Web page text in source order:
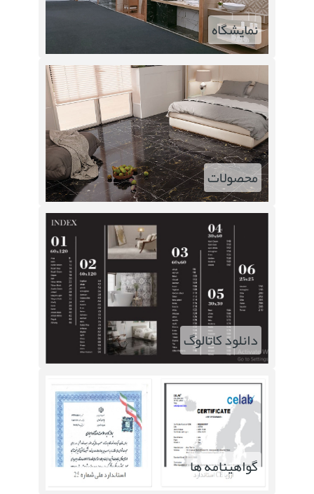
نمایشگاه
محصولات
دانلود کاتالوگ
گواهینامه ها
شرکت کاشی آسیا کارخود را از سال
1384 آغاز نموده و درزمینه تولیدکاشی
های کف لعاب داربا کاربردهای ویژه ی
محیط های داخلی ساختمان،پارکینگ و